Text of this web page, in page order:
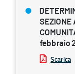
SEZIONE
febbraio
Scarica